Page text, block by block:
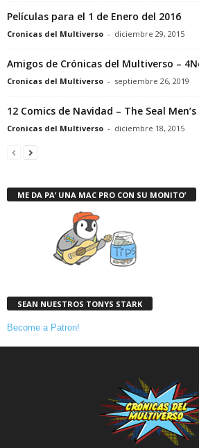
Películas para el 1 de Enero del 2016
Cronicas del Multiverso - diciembre 29, 2015
Amigos de Crónicas del Multiverso –
Cronicas del Multiverso - septiembre 26, 2019
12 Comics de Navidad – The Seal
Cronicas del Multiverso - diciembre 18, 2015
ME DA PA’ UNA MAC PRO CON SU MONITO’
SEAN NUESTROS TONYS STARK
Become a Patron!